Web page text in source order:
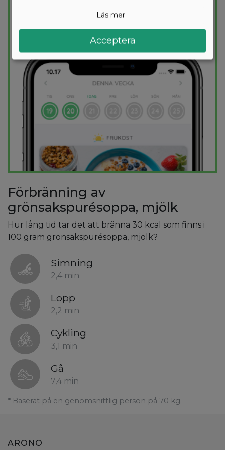
Förbränning av
grönsakspurésoppa, mjölk
Hur lång tid tar det att bränna 30 kcal som finns i
100 gram grönsakspurésoppa, mjölk?
Simning
2,4 min
Lopp
2,2 min
Cykling
3,1 min
Gå
7,4 min
* Baserat på en genomsnittlig person på 70 kg.
ARONO
Läs mer
Acceptera